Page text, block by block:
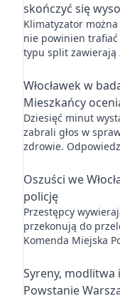
skończyć się
Klimatyzator
nie powinien
typu split zawierają
Włocławek w
Mieszkańcy
Dziesięć minut
zabrali głos w
zdrowie.
Oszuści we
policję
Przestępcy
przekonują do
Komenda Miejska
Syreny, modlitwa
Powstanie